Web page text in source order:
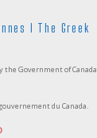
I The Greek
Government of Canada.
du Canada.